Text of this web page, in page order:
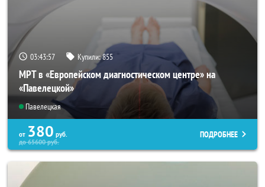
03:43:56 Купили:855
МРТ в «Европейском диагностическом центре» на
«Павелецкой»
Павелецкая
от 380 руб.
до65600руб.
ПОДРОБНЕЕ